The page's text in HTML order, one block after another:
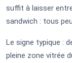
suffit à laisser
sandwich : tous
Le signe typique :
pleine zone vitrée